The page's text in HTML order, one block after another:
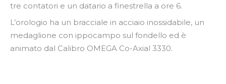
tre contatori e un datario a finestrella a ore 6.
L’orologio ha un bracciale in acciaio inossidabile, un
medaglione con ippocampo sul fondello ed è
animato dal Calibro OMEGA Co-Axial 3330.